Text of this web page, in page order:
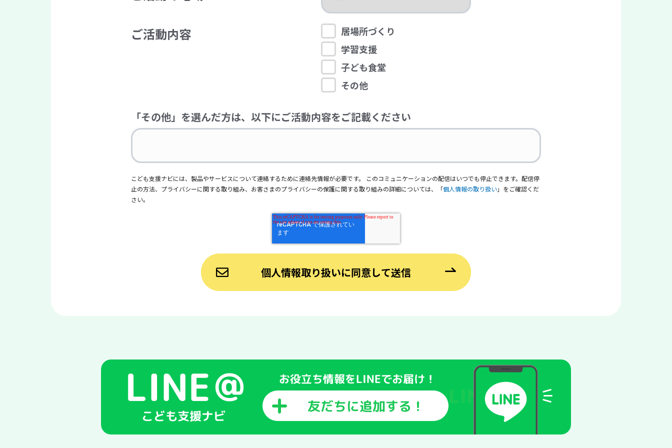
ご活動内容
居場所づくり
学習支援
子ども食堂
その他
「その他」を選んだ方は、以下にご活動内容をご記載ください
こども支援ナビには、製品やサービスについて連絡するために連絡先情報が必要です。 このコミュニケーションの配信はいつでも停止できます。配信停
止の方法、プライバシーに関する取り組み、お客さまのプライバシーの保護に関する取り組みの詳細については、「個人情報の取り扱い」をご確認くだ
さい。